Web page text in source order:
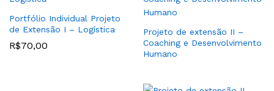
Portfólio Individual Projeto
de Extensão I – Logística
R$70,00
Projeto de extensão II –
Coaching e Desenvolvimento
Humano